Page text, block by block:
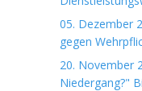
05. Dezember
gegen
20. November
Niedergang?"